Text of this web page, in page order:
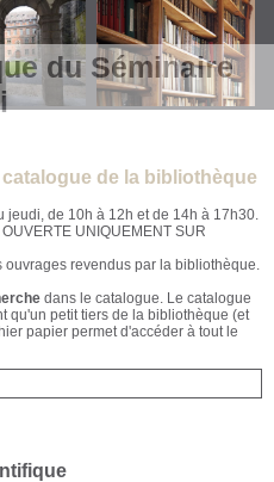
du Séminaire
de la bibliothèque
jeudi, de 10h à 12h et de 14h à 17h30.
UNIQUEMENT SUR
ouvrages revendus par la bibliothèque.
dans le catalogue. Le catalogue
qu'un petit tiers de la bibliothèque (et
papier permet d'accéder à tout le